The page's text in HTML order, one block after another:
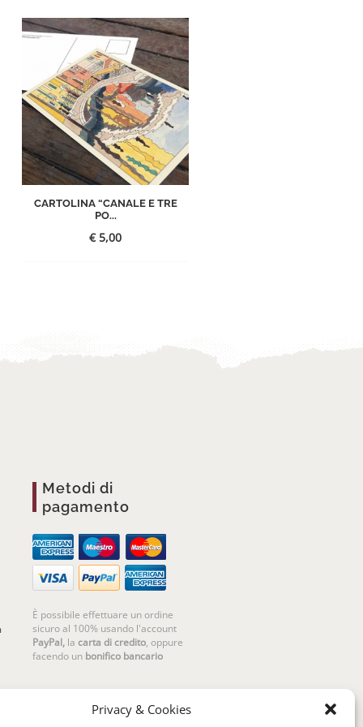
Privacy & Cookies
CARTOLINA “CANALE E TRE
PO...
€5,00
Metodi di
pagamento
È possibile effettuare un ordine
sicuro al 100% usando l'account
PayPal, lacarta di credito, oppure
facendo un bonifico bancario